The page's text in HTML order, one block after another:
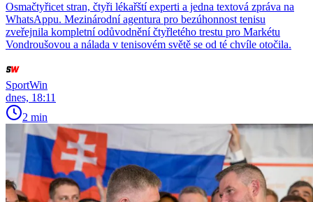
Osmačtyřicet stran, čtyři lékařští experti a jedna textová zpráva na
WhatsAppu. Mezinárodní agentura pro bezúhonnost tenisu
zveřejnila kompletní odůvodnění čtyřletého trestu pro Markétu
Vondroušovou a nálada v tenisovém světě se od té chvíle otočila.
SportWin
dnes, 18:11
2 min